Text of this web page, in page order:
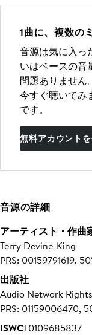
1曲に、複数の
音源は気に入っ
いはベースの音
問題ありません
今すぐ聴いてみ
です。
無料アカウント
音源の詳細
アーティスト・作曲
Terry Devine-King
PRS: 00159791619,
出版社
Audio Network
PRS: 01159006470,
ISWCT0109685837